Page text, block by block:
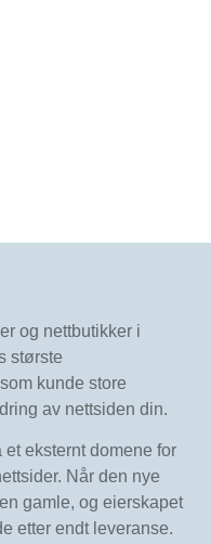
og nettbutikker i
største
kunde store
av nettsiden din.
eksternt domene for
Når den nye
gamle, og eierskapet
etter endt leveranse.